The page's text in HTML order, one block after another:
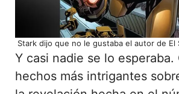
Stark dijo que no le gustaba el autor de El
Y casi nadie se lo esperaba.
hechos más intrigantes